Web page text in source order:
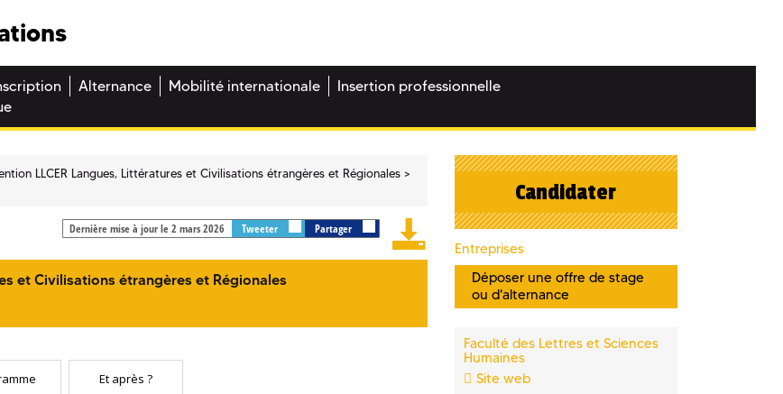
Alternance Mobilité internationale
Insertion professionnelle
LLCER Langues, Littératures et Civilisations étrangères et Régionales
Dernière mise à jour le 2 mars 2026 Tweeter Partager
et Civilisations étrangères et Régionales
Et après ?
Candidater
Entreprises
Déposer une offre de stage
ou d'alternance
Faculté des Lettres et Sciences
Humaines
Site web